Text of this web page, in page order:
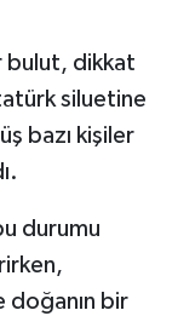
bulut, dikkat
siluetine
bazı kişiler
durumu
doğanın bir